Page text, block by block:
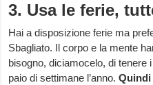
3. Usa le ferie,
Hai a disposizione ferie ma
Sbagliato. Il corpo e la mente
bisogno, diciamocelo, di tenere
paio di settimane l’anno.Quindi